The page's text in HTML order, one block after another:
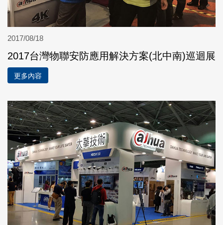
2017/08/18
2017台灣物聯安防應用解決方案(北中南)巡迴展
更多內容